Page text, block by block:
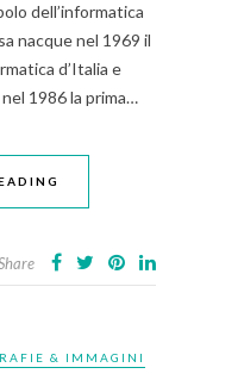
dell’informatica
nacque nel 1969 il
d’Italia e
1986 la prima…
& IMMAGINI